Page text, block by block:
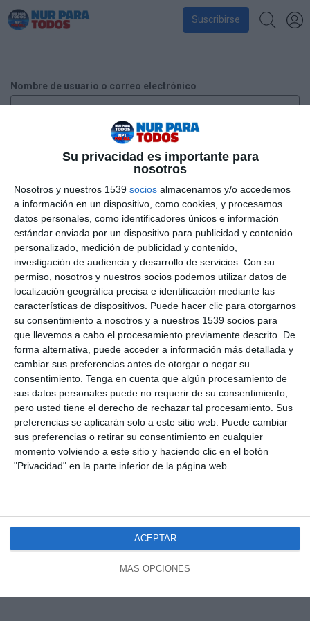
Su privacidad es importante para
nosotros
Nosotros y nuestros 1539 socios almacenamos y/o accedemos
a información en un dispositivo, como cookies, y procesamos
datos personales, como identificadores únicos e información
estándar enviada por un dispositivo para publicidad y contenido
personalizado, medición de publicidad y contenido,
investigación de audiencia y desarrollo de servicios. Con su
permiso, nosotros y nuestros socios podemos utilizar datos de
localización geográfica precisa e identificación mediante las
características de dispositivos. Puede hacer clic para otorgarnos
su consentimiento a nosotros y a nuestros 1539 socios para
que llevemos a cabo el procesamiento previamente descrito. De
forma alternativa, puede acceder a información más detallada y
cambiar sus preferencias antes de otorgar o negar su
consentimiento. Tenga en cuenta que algún procesamiento de
sus datos personales puede no requerir de su consentimiento,
pero usted tiene el derecho de rechazar tal procesamiento. Sus
preferencias se aplicarán solo a este sitio web. Puede cambiar
sus preferencias o retirar su consentimiento en cualquier
momento volviendo a este sitio y haciendo clic en el botón
"Privacidad" en la parte inferior de la página web.
MÁS OPCIONES
ACEPTAR
Suscribirse
Nombre de usuario o correo electrónico
Recuérdame
¿Has perdido tu contraseña?